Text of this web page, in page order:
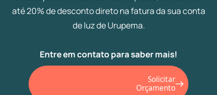
até 20% de desconto direto na fatura da sua conta
de luz de Urupema.
Entre em contato para saber mais!
Solicitar
Orçamento